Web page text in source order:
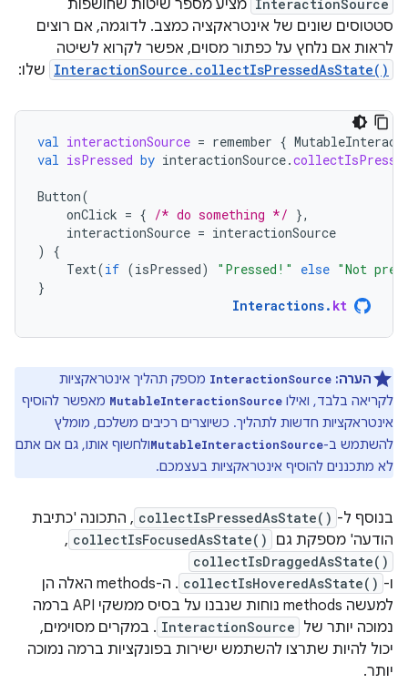
InteractionSource מציע מספר שיטות שחושפות
סטטוסים שונים של אינטראקציה כמצב. לדוגמה, אם רוצים
לראות אם נלחץ על כפתור מסוים, אפשר לקרוא לשיטה
InteractionSource.collectIsPressedAsState() שלו:
val interactionSource = remember {
val isPressed by interactionSource.
Button(
onClick = { /* do something */ },
interactionSource = interactionSource
)
{
Text(if (isPressed) "Pressed!" else "Not
}
Interactions. kt
הערה: InteractionSource מספק תהליך אינטראקציות
לקריאה בלבד, ואילו MutableInteractionSource מאפשר להוסיף
אינטראקציות חדשות לתהליך. כשיוצרים רכיבים משלכם, מומלץ
להשתמש ב-MutableInteractionSourceולחשוף אותו, גם אם אתם
לא מתכננים להוסיף אינטראקציות בעצמכם.
בנוסף ל- collectIsPressedAsState() , התכונה 'כתיבת
הודעה' מספקת גם
collectIsFocusedAsState()
,
collectIsDraggedAsState()
ו- collectIsHoveredAsState()
. ה-methods האלה הן
למעשה methods נוחות שנבנו על בסיס ממשקי API ברמה
נמוכה יותר של InteractionSource . במקרים מסוימים,
יכול להיות שתרצו להשתמש ישירות בפונקציות ברמה נמוכה
יותר.